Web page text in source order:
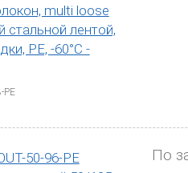
(серии Hyperline
конечными точками.
Кабели для сетей PON
multi loose
стальной лентой,
PE, -60°С -
PE
50-96-PE
По